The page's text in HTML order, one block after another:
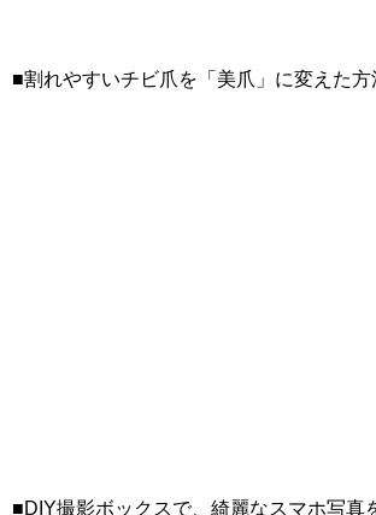
■割れやすいチビ爪を「美爪」に変えた方
■DIY撮影ボックスで、綺麗なスマホ写真